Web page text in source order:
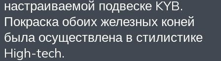
настраиваемой подвеске KYB.
Покраска обоих железных коней
была осуществлена в стилистике
High-tech.